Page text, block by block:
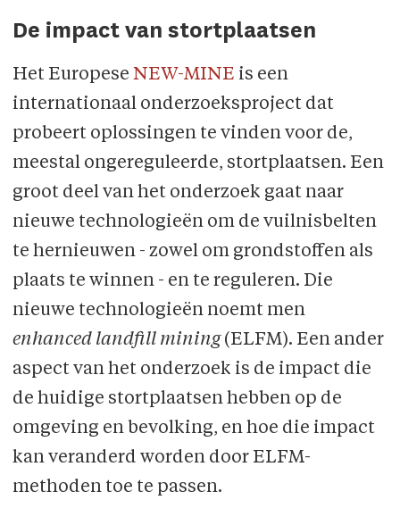
De impact van stortplaatsen
Het Europese NEW-MINE is een
internationaal onderzoeksproject dat
probeert oplossingen te vinden voor de,
meestal ongereguleerde, stortplaatsen. Een
groot deel van het onderzoek gaat naar
nieuwe technologieën om de vuilnisbelten
te hernieuwen - zowel om grondstoffen als
plaats te winnen - en te reguleren. Die
nieuwe technologieën noemt men
enhanced landfill mining(ELFM). Een ander
aspect van het onderzoek is de impact die
de huidige stortplaatsen hebben op de
omgeving en bevolking, en hoe die impact
kan veranderd worden door ELFM-
methoden toe te passen.